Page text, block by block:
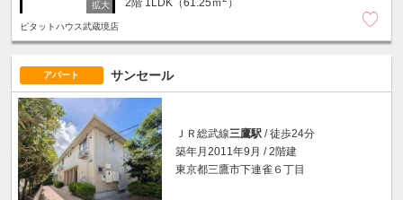
2階 1LDK（61.25ｍ ）
ピタットハウス武蔵境店
アパート サンセール
ＪＲ総武線三鷹駅 / 徒歩24分
築年月2011年9月 / 2階建
東京都三鷹市下連雀６丁目